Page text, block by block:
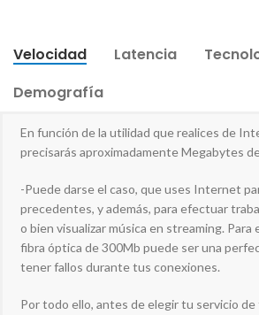
Velocidad Latencia
Demografía
En función de la utilidad que realices de
precisarás aproximadamente Megabytes
-Puede darse el caso, que uses Internet
precedentes, y además, para efectuar
o bien visualizar música en streaming. Para
fibra óptica de 300Mb puede ser una
tener fallos durante tus conexiones.
Por todo ello, antes de elegir tu servicio de